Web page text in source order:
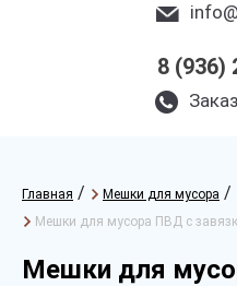
8 (936)
Главная / Мешки для мусора /
Мешки для мусора ПВД с
Мешки для